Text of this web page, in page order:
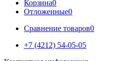
Корзина0
Отложенные0
Сравнение товаров0
+7 (4212) 54-05-05